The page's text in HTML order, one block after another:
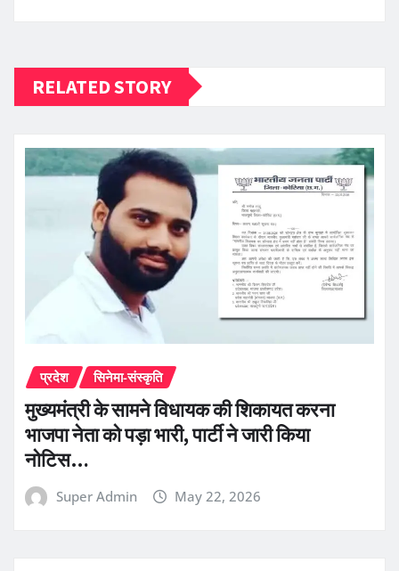
RELATED STORY
प्रदेश सिनेमा-संस्कृति
मुख्यमंत्री के सामने विधायक की शिकायत करना
भाजपा नेता को पड़ा भारी, पार्टी ने जारी किया
नोटिस…
Super Admin May 22, 2026